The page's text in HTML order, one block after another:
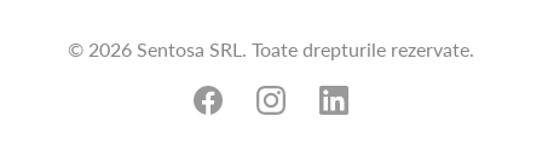
© 2026 Sentosa SRL. Toate drepturile rezervate.